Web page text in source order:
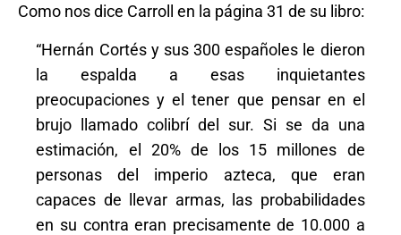
Como nos dice Carroll en la página 31 de su libro:
“Hernán Cortés y sus 300 españoles le dieron
la espalda a esas inquietantes
preocupaciones y el tener que pensar en el
brujo llamado colibrí del sur. Si se da una
estimación, el 20% de los 15 millones de
personas del imperio azteca, que eran
capaces de llevar armas, las probabilidades
en su contra eran precisamente de 10.000 a